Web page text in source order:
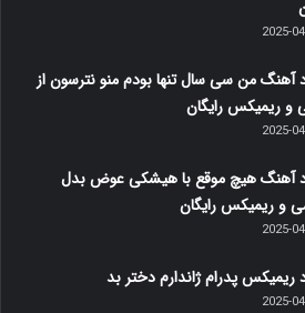
2025-
آهنگ من سی سال تنها بودم منو نترسون از
و ریمیکس رایگان
2025-
آهنگ هیچ موقع با هیشکی عوض بدل
و ریمیکس رایگان
2025-
ریمیکس پدرام ژاندارم دختر بد
2025-